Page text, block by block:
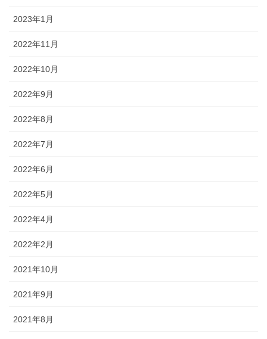
2023年1月
2022年11月
2022年10月
2022年9月
2022年8月
2022年7月
2022年6月
2022年5月
2022年4月
2022年2月
2021年10月
2021年9月
2021年8月